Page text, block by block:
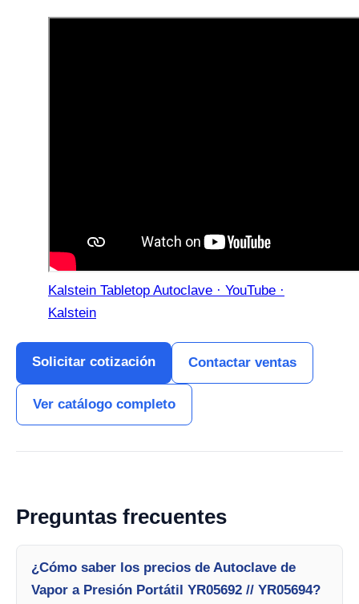
Kalstein Tabletop Autoclave · YouTube ·
Kalstein
Solicitar cotización Contactar ventas
Ver catálogo completo
Preguntas frecuentes
¿Cómo saber los precios de Autoclave de
Vapor a Presión Portátil YR05692 // YR05694?